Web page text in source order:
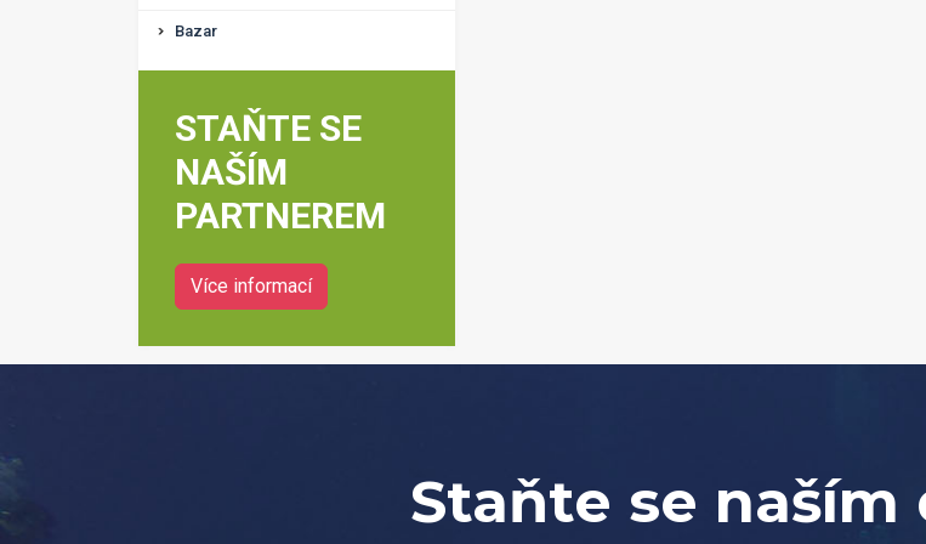
Bazar
STAŇTE SE
NAŠÍM
PARTNEREM
Více informací
Staňte se naším